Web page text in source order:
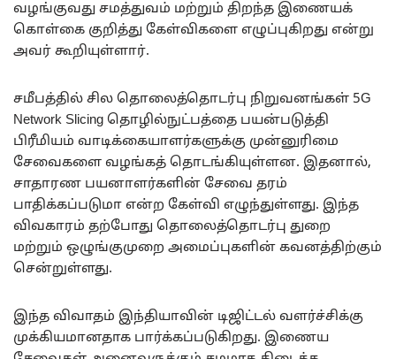
வழங்குவது சமத்துவம் மற்றும் திறந்த இணையக்
கொள்கை குறித்து கேள்விகளை எழுப்புகிறது என்று
அவர் கூறியுள்ளார்.
சமீபத்தில் சில தொலைத்தொடர்பு நிறுவனங்கள் 5G
Network Slicing தொழில்நுட்பத்தை பயன்படுத்தி
பிரீமியம் வாடிக்கையாளர்களுக்கு முன்னுரிமை
சேவைகளை வழங்கத் தொடங்கியுள்ளன. இதனால்,
சாதாரண பயனாளர்களின் சேவை தரம்
பாதிக்கப்படுமா என்ற கேள்வி எழுந்துள்ளது. இந்த
விவகாரம் தற்போது தொலைத்தொடர்பு துறை
மற்றும் ஒழுங்குமுறை அமைப்புகளின் கவனத்திற்கும்
சென்றுள்ளது.
இந்த விவாதம் இந்தியாவின் டிஜிட்டல் வளர்ச்சிக்கு
முக்கியமானதாக பார்க்கப்படுகிறது. இணைய